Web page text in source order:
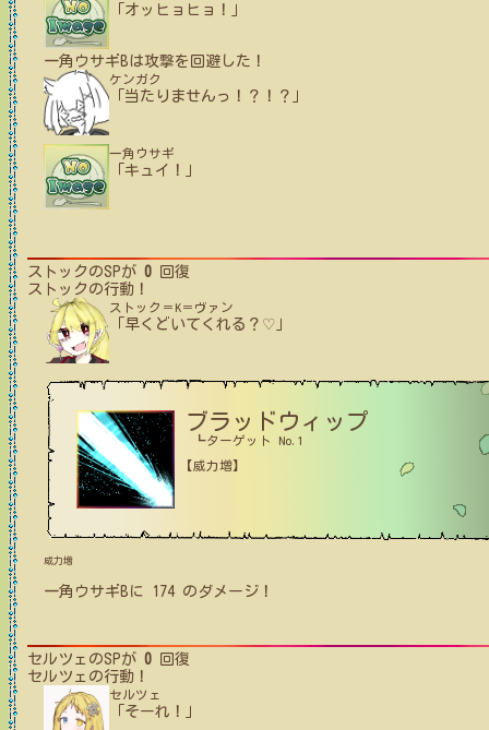
「オッヒョヒョ！」
一角ウサギBは攻撃を回避した！
ケンガク
「当たりませんっ！？！？」
一角ウサギ
「キュイ！」
ストック のSPが 0 回復
ストック の行動！
ストック＝K＝ヴァン
「早くどいてくれる？♡」
ブラッドウィップ
┗ターゲット No.1
【威力増】
威力増
一角ウサギB に 174のダメージ！
セルツェ のSPが 0 回復
セルツェ の行動！
セルツェ
「そーれ！」